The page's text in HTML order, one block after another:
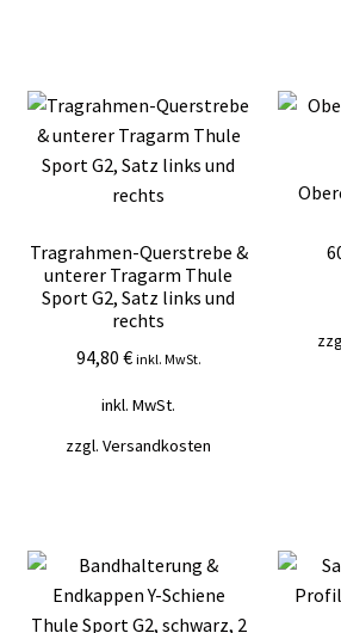
Tragrahmen-Querstrebe &
unterer Tragarm Thule
Sport G2, Satz links und
rechts
94,80 € inkl. MwSt.
inkl. MwSt.
zzgl.Versandkosten